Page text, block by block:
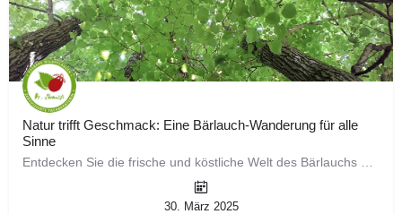
Natur trifft Geschmack: Eine Bärlauch-Wanderung für alle
Sinne
30. März 2025